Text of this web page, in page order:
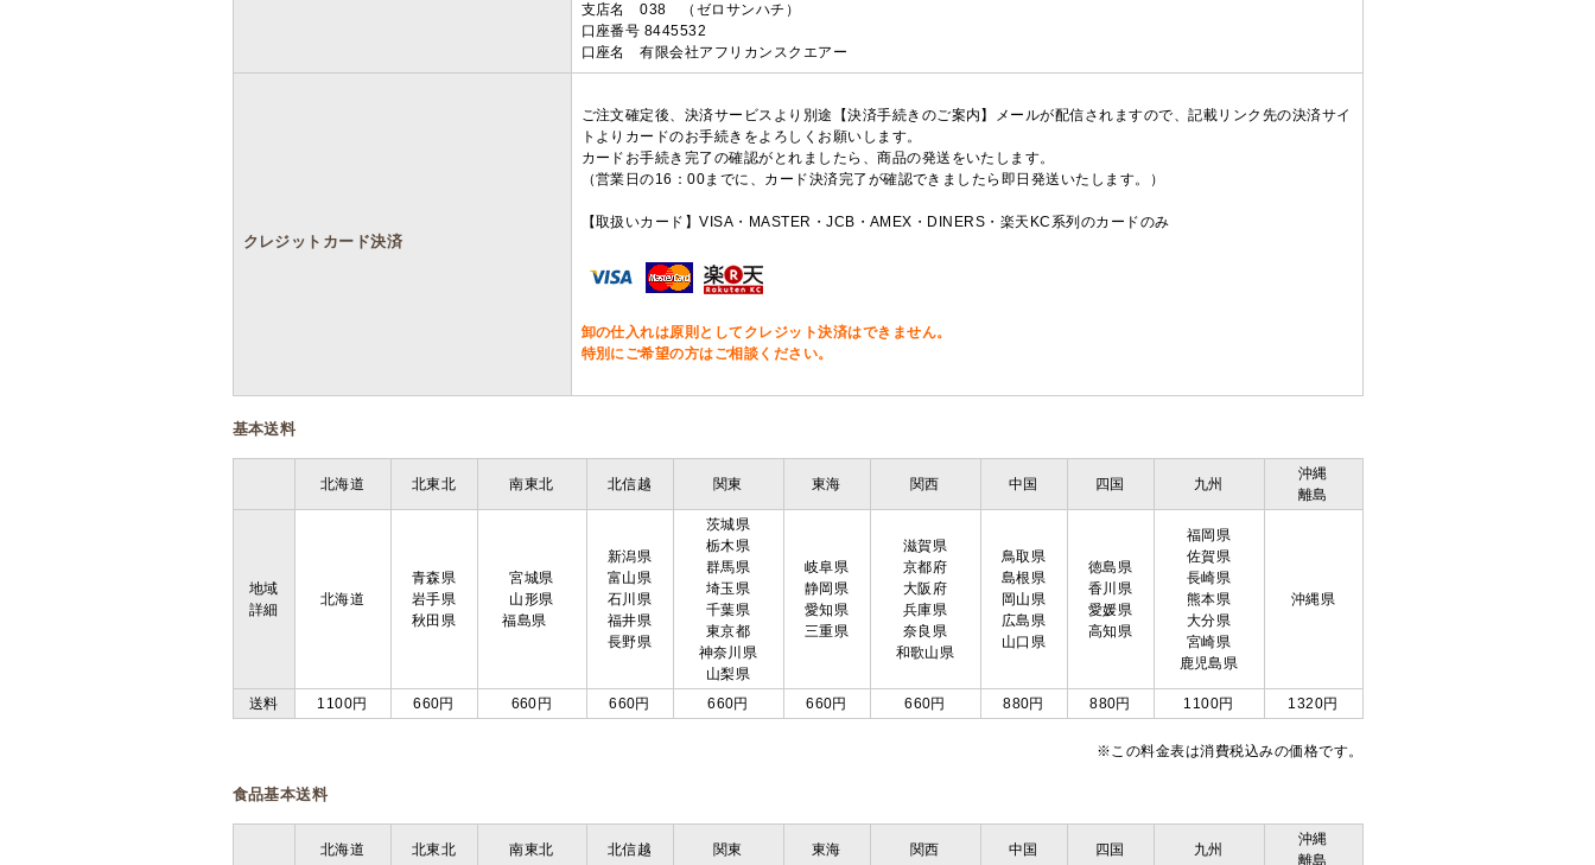
支店名 038 （ゼロサンハチ）
口座番号 8445532
口座名 有限会社アフリカンスクエアー
クレジットカード決済
ご注文確定後、決済サービスより別途【決済手続きのご案内】メールが配信されますので、記載リンク先の決済サイ
トよりカードのお手続きをよろしくお願いします。
カードお手続き完了の確認がとれましたら、商品の発送をいたします。
（営業日の16：00までに、カード決済完了が確認できましたら即日発送いたします。）
【取扱いカード】VISA・MASTER・JCB・AMEX・DINERS・楽天KC系列のカードのみ
卸の仕入れは原則としてクレジット決済はできません。
特別にご希望の方はご相談ください。
基本送料
北海道 北東北 南東北 北信越 関東 東海 関西 中国 四国 九州
沖縄
離島
地域
詳細
北海道
青森県
岩手県
秋田県
宮城県
山形県
福島県
新潟県
富山県
石川県
福井県
長野県
茨城県
栃木県
群馬県
埼玉県
千葉県
東京都
神奈川県
山梨県
岐阜県
静岡県
愛知県
三重県
滋賀県
京都府
大阪府
兵庫県
奈良県
和歌山県
鳥取県
島根県
岡山県
広島県
山口県
徳島県
香川県
愛媛県
高知県
福岡県
佐賀県
長崎県
熊本県
大分県
宮崎県
鹿児島県
沖縄県
送料 1100円 660円 660円 660円 660円 660円 660円 880円 880円 1100円 1320円
※この料金表は消費税込みの価格です。
食品基本送料
北海道 北東北 南東北 北信越 関東 東海 関西 中国 四国 九州
沖縄
離島